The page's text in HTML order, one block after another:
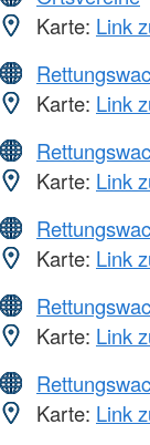
Karte: Link
Karte: Link
Karte: Link
Karte: Link
Karte: Link
Karte: Link